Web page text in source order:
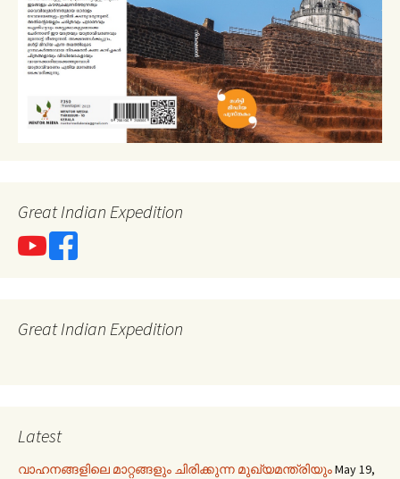
Great Indian Expedition
Great Indian Expedition
Latest
വാഹനങ്ങളിലെ മാറ്റങ്ങളും ചിരിക്കുന്ന മുഖ്യമന്ത്രിയുംMay 19,